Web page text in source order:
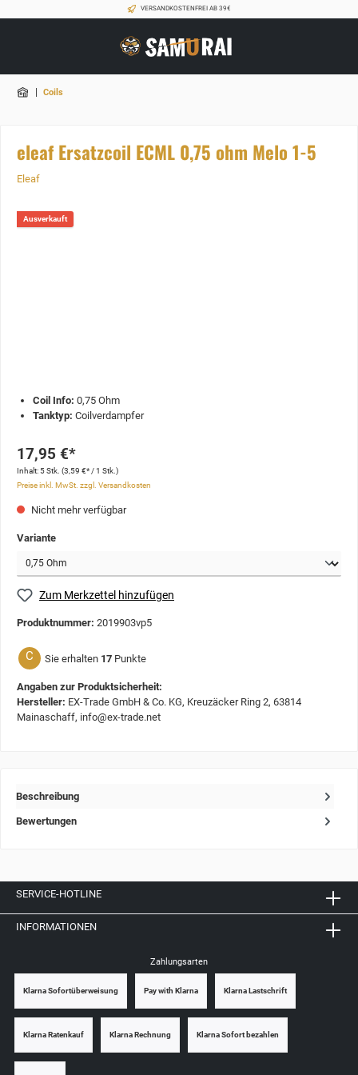
VERSANDKOSTENFREI AB 39€
| Coils
eleaf Ersatzcoil ECML 0,75 ohm Melo 1-5
Eleaf
Ausverkauft
Coil Info: 0,75 Ohm
Tanktyp: Coilverdampfer
17,95 €*
Inhalt:5 Stk. (3,59 €* / 1 Stk.)
Preise inkl. MwSt. zzgl. Versandkosten
Nicht mehr verfügbar
Variante
Zum Merkzettel hinzufügen
Produktnummer: 2019903vp5
C Sie erhalten 17 Punkte
Angaben zur Produktsicherheit:
Hersteller: EX-Trade GmbH & Co. KG, Kreuzäcker Ring 2, 63814
Mainaschaff, info@ex-trade.net
Beschreibung
Bewertungen
SERVICE-HOTLINE
INFORMATIONEN
Zahlungsarten
Klarna Sofortüberweisung Pay with Klarna Klarna Lastschrift
Klarna Ratenkauf Klarna Rechnung Klarna Sofort bezahlen